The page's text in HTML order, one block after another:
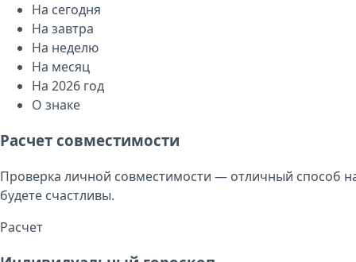
На сегодня
На завтра
На неделю
На месяц
На 2026 год
О знаке
Расчет совместимости
Проверка личной совместимости — отличный способ
будете счастливы.
Расчет